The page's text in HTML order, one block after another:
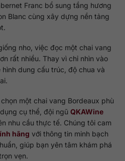
Franc bổ sung tầng hương
Blanc cùng xây dựng nền tảng
nho, việc đọc một chai vang
rất nhiều. Thay vì chỉ nhìn vào
dung cấu trúc, độ chua và
một chai vang Bordeaux phù
cụ thể, đội ngũ QKAWine
nhu cầu thực tế. Chúng tôi cam
hãng với thông tin minh bạch
giúp bạn yên tâm khám phá
vẹn.